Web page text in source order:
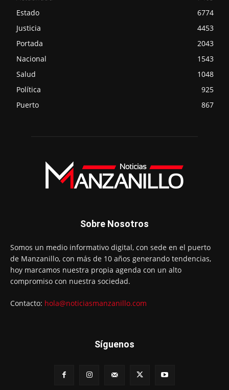
Estado
6774
Justicia
4453
Portada
2043
Nacional
1543
Salud
1048
Política
925
Puerto
867
Sobre Nosotros
Somos un medio informativo digital, con sede en el puerto
de Manzanillo, con más de 10 años generando tendencias,
hoy marcamos nuestra propia agenda con un alto
compromiso con nuestra sociedad.
Contacto: hola@noticiasmanzanillo.com
Síguenos